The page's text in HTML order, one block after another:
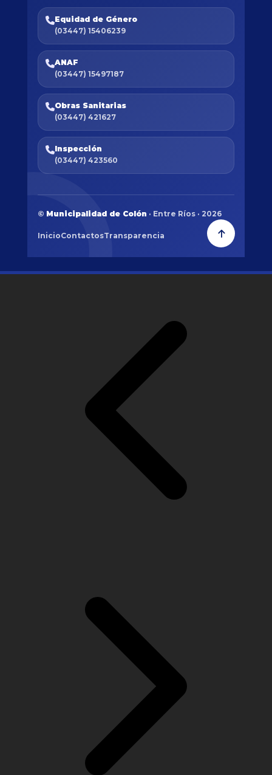
Equidad de Género
(03447) 15406239
ANAF
(03447) 15497187
Obras Sanitarias
(03447) 421627
Inspección
(03447) 423560
© Municipalidad de Colón · Entre Ríos · 2026
InicioContactosTransparencia